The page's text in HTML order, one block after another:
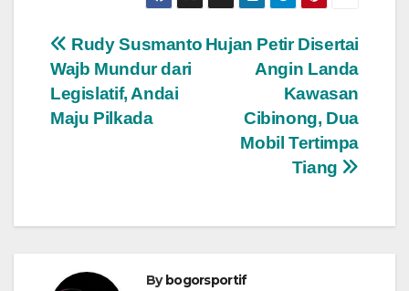
Navigasi
pos
Hujan Petir Disertai
Angin Landa
Kawasan
Cibinong, Dua
Mobil Tertimpa
Tiang
Rudy Susmanto
Wajb Mundur dari
Legislatif, Andai
Maju Pilkada
Bybogorsportif